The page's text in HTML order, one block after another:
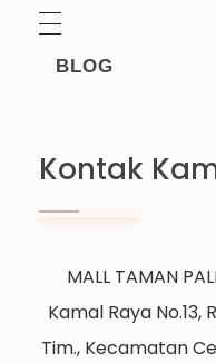
BLOG
Kontak
MALL TAMAN
Kamal Raya No.13,
Tim., Kecamatan